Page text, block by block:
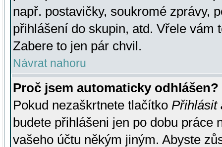
např. postavičky, soukromé zprávy,
přihlášení do skupin, atd. Vřele vám
Zabere to jen pár chvil.
Návrat nahoru
Proč jsem automaticky odhlášen?
Pokud nezaškrtnete tlačítko Přihlásit
budete přihlášeni jen po dobu práce
vašeho účtu někým jiným. Abyste